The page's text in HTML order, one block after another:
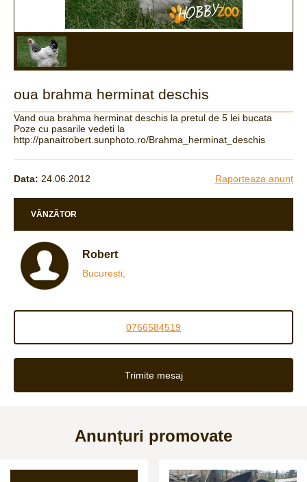
oua brahma herminat deschis
Vand oua brahma herminat deschis la pretul de 5 lei bucata
Poze cu pasarile vedeti la
http://panaitrobert.sunphoto.ro/Brahma_herminat_deschis
Data: 24.06.2012 Raporteaza anunț
VÂNZĂTOR
Robert
Bucuresti,
0766584519
Trimite mesaj
Anunțuri promovate